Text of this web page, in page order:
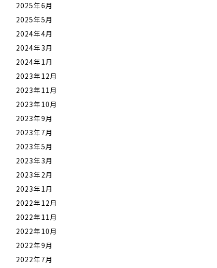
2025年6月
2025年5月
2024年4月
2024年3月
2024年1月
2023年12月
2023年11月
2023年10月
2023年9月
2023年7月
2023年5月
2023年3月
2023年2月
2023年1月
2022年12月
2022年11月
2022年10月
2022年9月
2022年7月